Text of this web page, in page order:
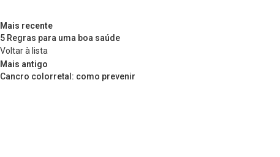
Mais recente
5 Regras para uma boa saúde
Voltar à lista
Mais antigo
Cancro colorretal: como prevenir